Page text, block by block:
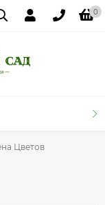
0
Цветов